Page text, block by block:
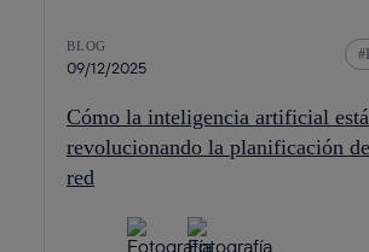
BLOG
09/12/2025
Cómo la inteligencia artificial está
revolucionando la planificación
red